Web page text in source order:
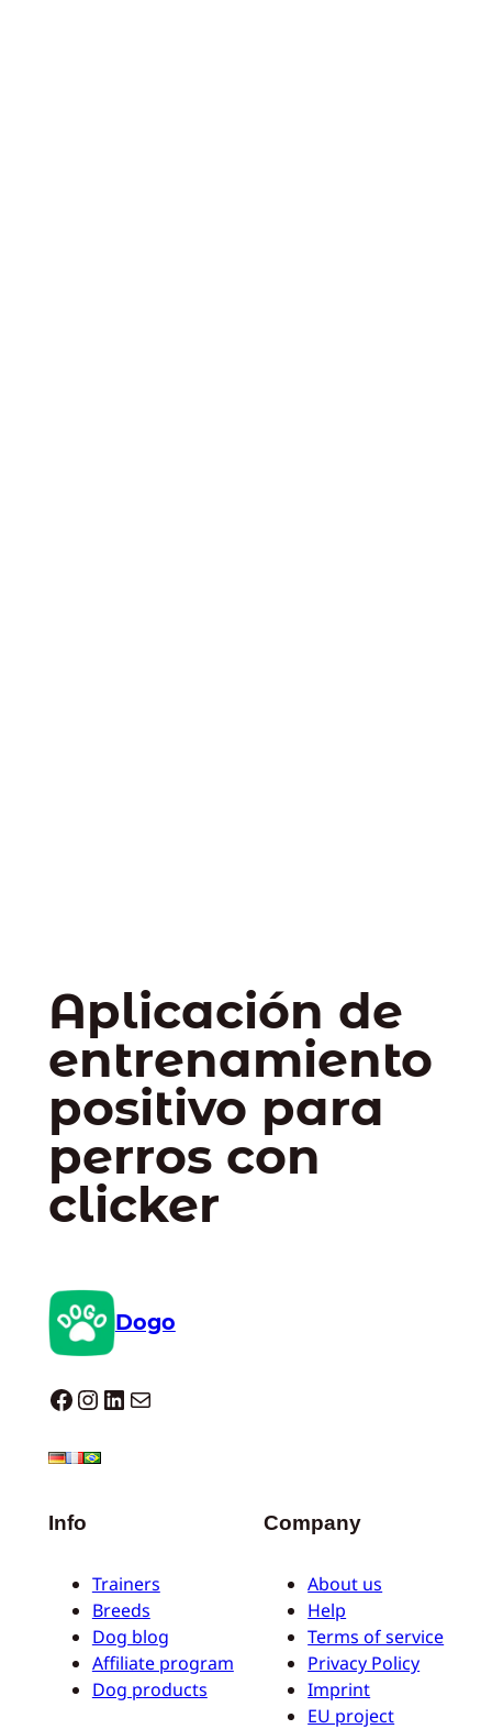
Aplicación de
entrenamiento
positivo para
perros con
clicker
Dogo
Dogo facebook InstagramLinkedIn Correo electrónico
Info
Trainers
Breeds
Dog blog
Affiliate program
Dog products
Company
About us
Help
Terms of service
Privacy Policy
Imprint
EU project